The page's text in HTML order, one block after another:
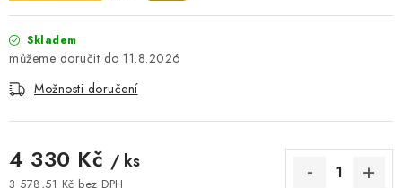
Skladem
11.8.2026
Možnosti doručení
4 330 Kč / ks
3 578,51 Kč bez DPH